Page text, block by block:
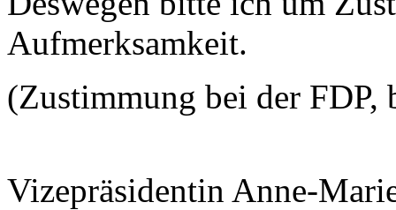
Aufmerksamkeit.
(Zustimmung bei der FDP,
Vizepräsidentin Anne-